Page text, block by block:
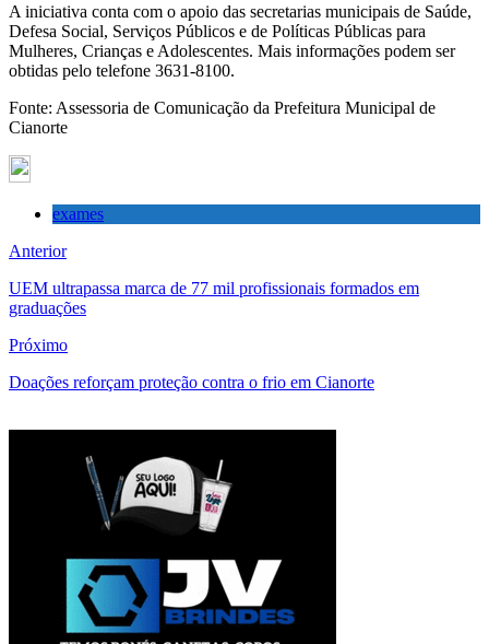
A iniciativa conta com o apoio das secretarias municipais de Saúde,
Defesa Social, Serviços Públicos e de Políticas Públicas para
Mulheres, Crianças e Adolescentes. Mais informações podem ser
obtidas pelo telefone 3631-8100.
Fonte: Assessoria de Comunicação da Prefeitura Municipal de
Cianorte
exames
Anterior
UEM ultrapassa marca de 77 mil profissionais formados em
graduações
Próximo
Doações reforçam proteção contra o frio em Cianorte